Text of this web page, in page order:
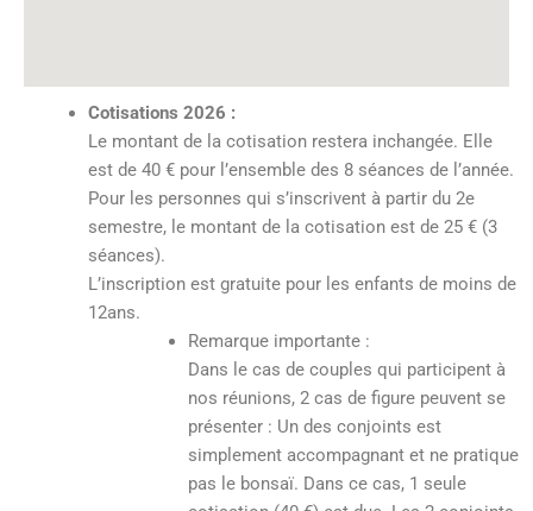
Cotisations 2026 :
Le montant de la cotisation restera inchangée. Elle
est de 40 € pour l’ensemble des 8 séances de l’année.
Pour les personnes qui s’inscrivent à partir du 2e
semestre, le montant de la cotisation est de 25 € (3
séances).
L’inscription est gratuite pour les enfants de moins de
12ans.
Remarque importante :
Dans le cas de couples qui participent à
nos réunions, 2 cas de figure peuvent se
présenter : Un des conjoints est
simplement accompagnant et ne pratique
pas le bonsaï. Dans ce cas, 1 seule